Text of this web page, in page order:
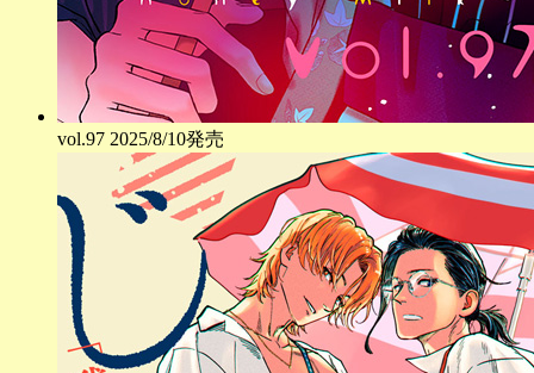
vol.97 2025/8/10発売